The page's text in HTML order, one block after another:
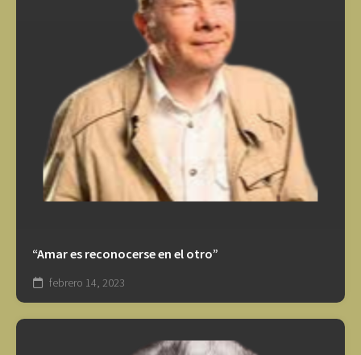
“Amar es reconocerse en el otro”
febrero 14, 2023